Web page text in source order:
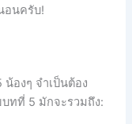
อนครับ!
องๆ จำเป็นต้อง
ทที่ 5 มักจะรวมถึง: